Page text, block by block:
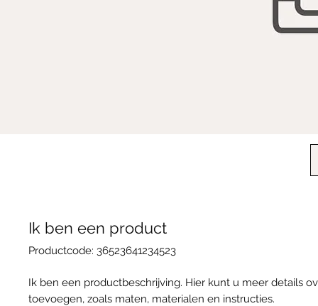
Ik ben een product
Productcode: 36523641234523
Ik ben een productbeschrijving. Hier kunt u meer details
toevoegen, zoals maten, materialen en instructies.